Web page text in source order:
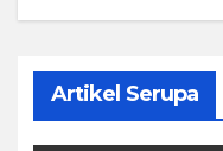
Artikel Serupa